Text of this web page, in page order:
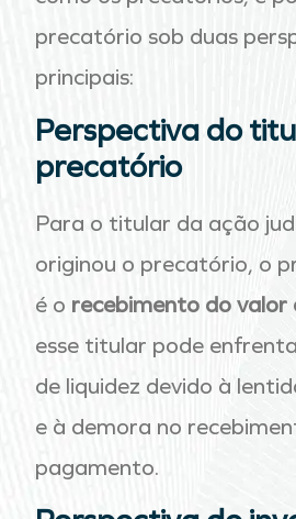
precatório sob duas
principais:
Perspectiva do
precatório
Para o titular da ação
originou o precatório, o
é o recebimento do valor
esse titular pode
de liquidez devido à
e à demora no
pagamento.